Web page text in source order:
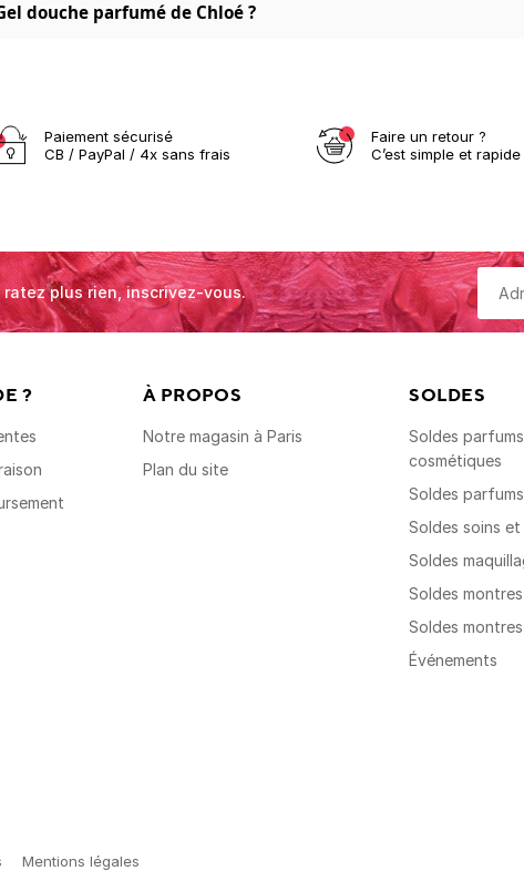
douche parfumé de Chloé ?
Paiement sécurisé
CB / PayPal / 4x sans frais
Faire un retour ?
C’est simple et rapide
ratez plus rien, inscrivez-vous.
? À PROPOS
Notre magasin à Paris
Plan du site
SOLDES
Soldes
cosmétiques
Soldes parfums
Soldes soins
Soldes
Soldes
Soldes
Événements
Mentions légales